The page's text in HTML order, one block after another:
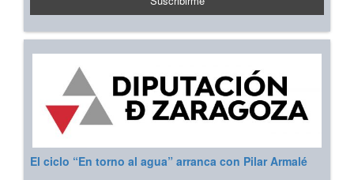
El ciclo “En torno al agua” arranca con Pilar Armalé